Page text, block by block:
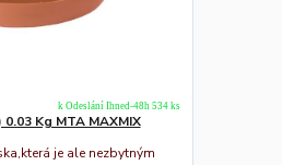
0.03 Kg MTA MAXMIX
je ale nezbytným
k Odeslání Ihned-48h 534 ks